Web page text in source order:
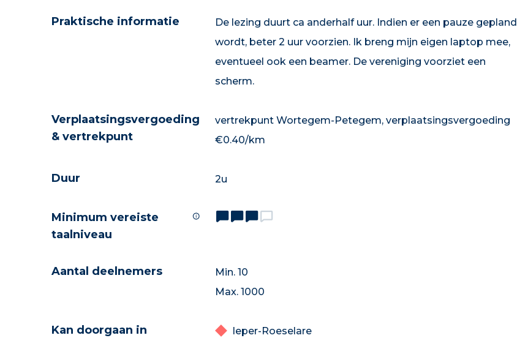
Praktische informatie
De lezing duurt ca anderhalf uur. Indien er een pauze gepland
wordt, beter 2 uur voorzien. Ik breng mijn eigen laptop mee,
eventueel ook een beamer. De vereniging voorziet een
scherm.
Verplaatsingsvergoeding
& vertrekpunt
vertrekpunt Wortegem-Petegem, verplaatsingsvergoeding
€0.40/km
Duur 2u
Minimum vereiste
taalniveau
Aantal deelnemers
Min. 10
Max. 1000
Kan doorgaan in Ieper-Roeselare